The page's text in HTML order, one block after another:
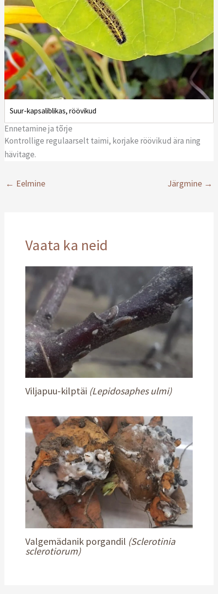
Suur-kapsaliblikas, röövikud
Ennetamine ja tõrje
Kontrollige regulaarselt taimi, korjake röövikud ära ning
hävitage.
← Eelmine Järgmine →
Vaata ka neid
Viljapuu-kilptäi (Lepidosaphes ulmi)
Valgemädanik porgandil (Sclerotinia
sclerotiorum)